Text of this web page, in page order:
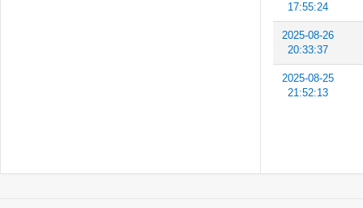
17:55:24
2025-08-26
20:33:37
2025-08-25
21:52:13